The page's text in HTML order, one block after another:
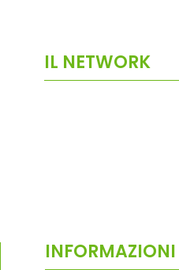
IL NETWORK
INFORMAZIONI